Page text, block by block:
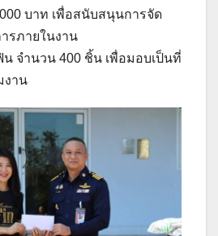
บาท เพื่อสนับสนุนการจัด
รภายในงาน
จำนวน 400 ชิ้น เพื่อมอบเป็นที่
งาน